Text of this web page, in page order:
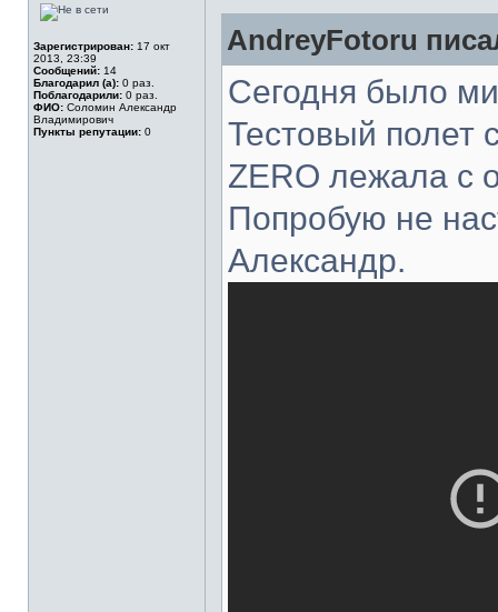
Зарегистрирован: 17 окт
2013, 23:39
Сообщений: 14
Благодарил (а): 0 раз.
Поблагодарили: 0 раз.
ФИО: Соломин Александр
Владимирович
Пункты репутации: 0
AndreyFotoru
Сегодня было
Тестовый полет
ZERO лежала с
Попробую не
Александр.